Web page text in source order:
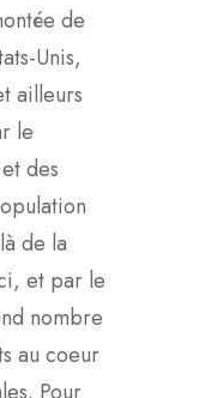
de
Unis,
ailleurs
le
des
de la
et par le
nombre
au coeur